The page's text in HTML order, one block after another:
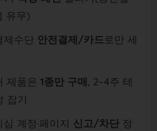
유무)
제수단 안전결제/카드로만 세
제품은 1종만 구매 , 2~4주 테
잡기
계정·페이지 신고/차단정